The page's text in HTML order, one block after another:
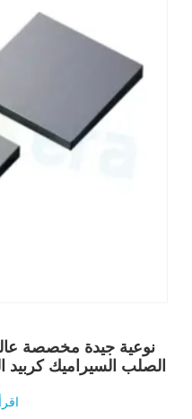
نوعية جيدة مخصصة عالية
الصلب السيراميك كربيد